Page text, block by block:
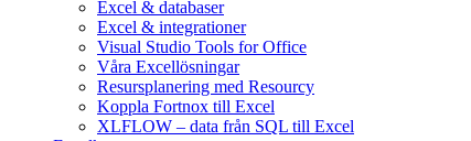
Excel & databaser
Excel & integrationer
Visual Studio Tools for Office
Våra Excellösningar
Resursplanering med Resourcy
Koppla Fortnox till Excel
XLFLOW – data från SQL till Excel